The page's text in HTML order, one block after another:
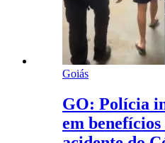
Goiás
GO: Polícia
em benefícios